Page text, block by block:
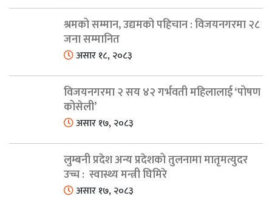
श्रमको सम्मान, उद्यमको पहिचान : विजयनगरमा २८
जना सम्मानित
असार १८, २०८३
विजयनगरमा २ सय ४२ गर्भवती महिलालाई ‘पोषण
कोसेली’
असार १७, २०८३
लुम्बनी प्रदेश अन्य प्रदेशको तुलनामा मातृमत्युदर
उच्च : स्वास्थ्य मन्त्री घिमिरे
असार १७, २०८३